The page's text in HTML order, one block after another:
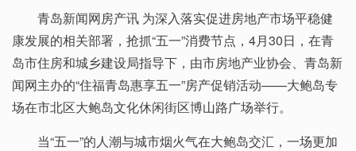
青岛新闻网房产讯 为深入落实促进房地产市场平稳健
康发展的相关部署，抢抓“五一”消费节点，4月30日，在青
岛市住房和城乡建设局指导下，由市房地产业协会、青岛新
闻网主办的“住福青岛惠享五一”房产促销活动——大鲍岛专
场在市北区大鲍岛文化休闲街区博山路广场举行。
当“五一”的人潮与城市烟火气在大鲍岛交汇，一场更加